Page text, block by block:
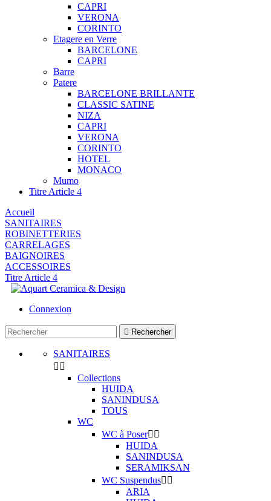
CAPRI
VERONA
CORINTO
Etagere en Verre
BARCELONE
CAPRI
Barre
Patere
BARCELONE BRILLANTE
CLASSIC SATINE
NIZA
CAPRI
VERONA
CORINTO
HOTEL
MONACO
Mumo
Titre Article 4
Accueil
SANITAIRES
ROBINETTERIES
CARRELAGES
BAIGNOIRES
ACCESSOIRES
Titre Article 4
Connexion
 Rechercher
SANITAIRES
 
Collections
HUIDA
SANINDUSA
TOUS
WC
WC à Poser 
HUIDA
SANINDUSA
SERAMIKSAN
WC Suspendus 
ARIA